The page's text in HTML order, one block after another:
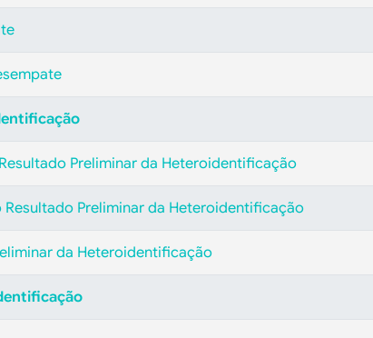
Preliminar da Heteroidentificação
Preliminar da Heteroidentificação
da Heteroidentificação